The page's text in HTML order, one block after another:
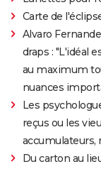
Carte de
Alvaro
draps : "L'idéal
au maximum
nuances
Les
reçus ou les
accumulateurs,
Du carton au